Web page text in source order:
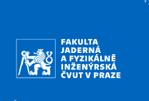
Obrázek